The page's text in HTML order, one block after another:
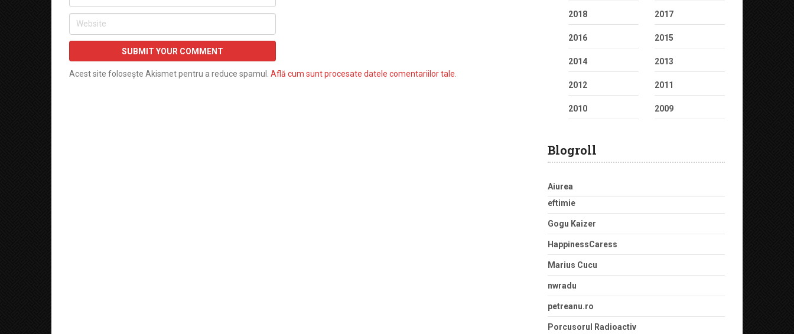
Acest site folosește Akismet pentru a reduce spamul. Află cum sunt procesate datele comentariilor tale
2018 2017
2016 2015
2014 2013
2012 2011
2010 2009
Blogroll
Aiurea
eftimie
Gogu Kaizer
HappinessCaress
Marius Cucu
nwradu
petreanu.ro
Porcusorul Radioactiv